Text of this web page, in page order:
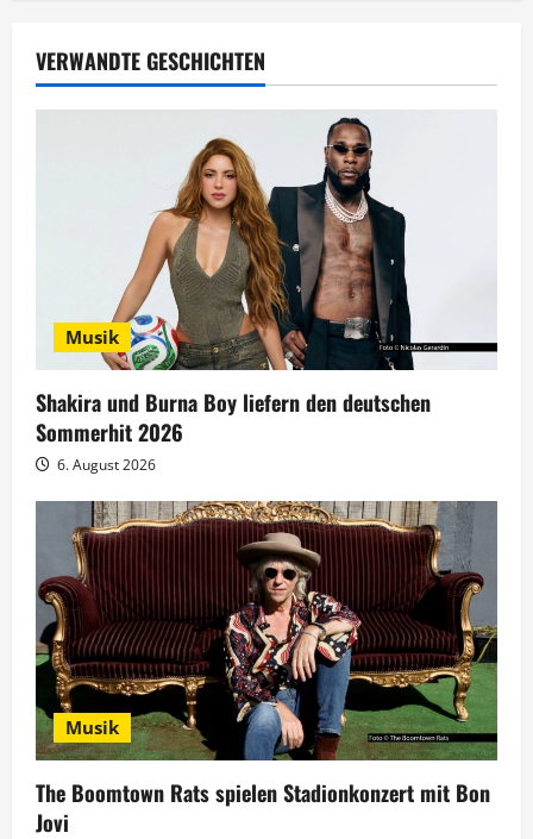
g
s
g
a
t
o
n
VERWANDTE GESCHICHTEN
Musik
Shakira und Burna Boy liefern den deutschen
Sommerhit 2026
6. August 2026
Musik
The Boomtown Rats spielen Stadionkonzert mit Bon
Jovi